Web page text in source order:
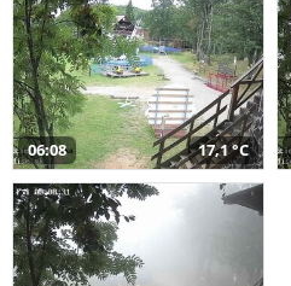
06:08 17,1 °C